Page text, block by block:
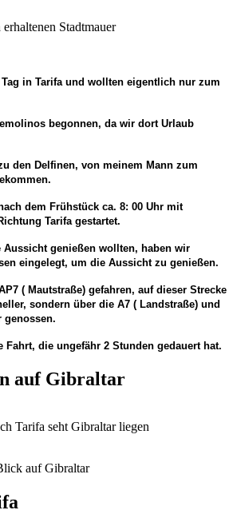
Stadtmauer
in Tarifa und wollten eigentlich nur zum
begonnen, da wir dort Urlaub
den Delfinen, von meinem Mann zum
dem Frühstück ca. 8: 00 Uhr mit
Tarifa gestartet.
genießen wollten, haben wir
eingelegt, um die Aussicht zu genießen.
( Mautstraße) gefahren, auf dieser Strecke
sondern über die A7 ( Landstraße) und
genossen.
Fahrt, die ungefähr 2 Stunden gedauert hat.
auf Gibraltar
Tarifa seht Gibraltar liegen
auf Gibraltar